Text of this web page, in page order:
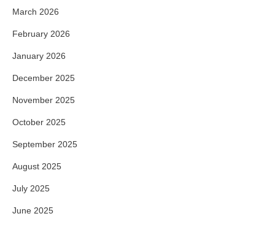
March 2026
February 2026
January 2026
December 2025
November 2025
October 2025
September 2025
August 2025
July 2025
June 2025